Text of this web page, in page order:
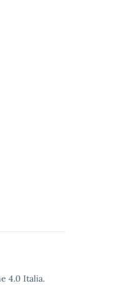
4.0 Italia.